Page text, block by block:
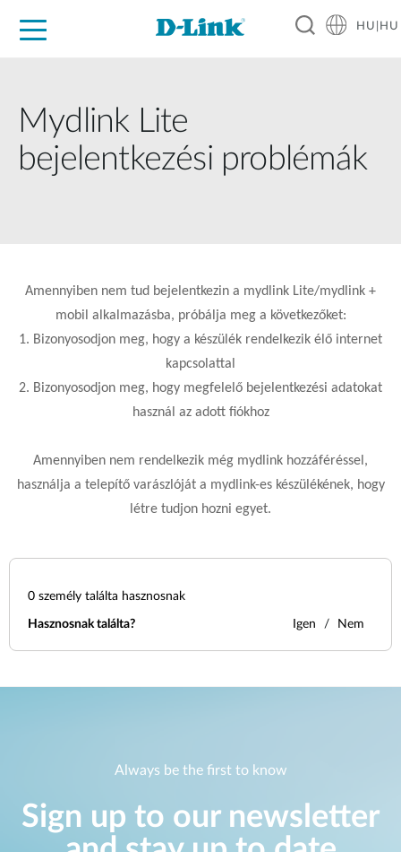
HU|HU
Mydlink Lite
bejelentkezési problémák
Amennyiben nem tud bejelentkezin a mydlink Lite/mydlink +
mobil alkalmazásba, próbálja meg a következőket:
1. Bizonyosodjon meg, hogy a készülék rendelkezik élő internet
kapcsolattal
2. Bizonyosodjon meg, hogy megfelelő bejelentkezési adatokat
használ az adott fiókhoz
Amennyiben nem rendelkezik még mydlink hozzáféréssel,
használja a telepítő varászlóját a mydlink-es készülékének, hogy
létre tudjon hozni egyet.
0 személy találta hasznosnak
Hasznosnak találta? Igen Nem
Always be the first to know
Sign up to our newsletter